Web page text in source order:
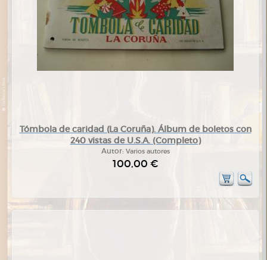
Tómbola de caridad (La Coruña). Álbum de boletos con
240 vistas de U.S.A. (Completo)
Autor: Varios autores
100,00 €